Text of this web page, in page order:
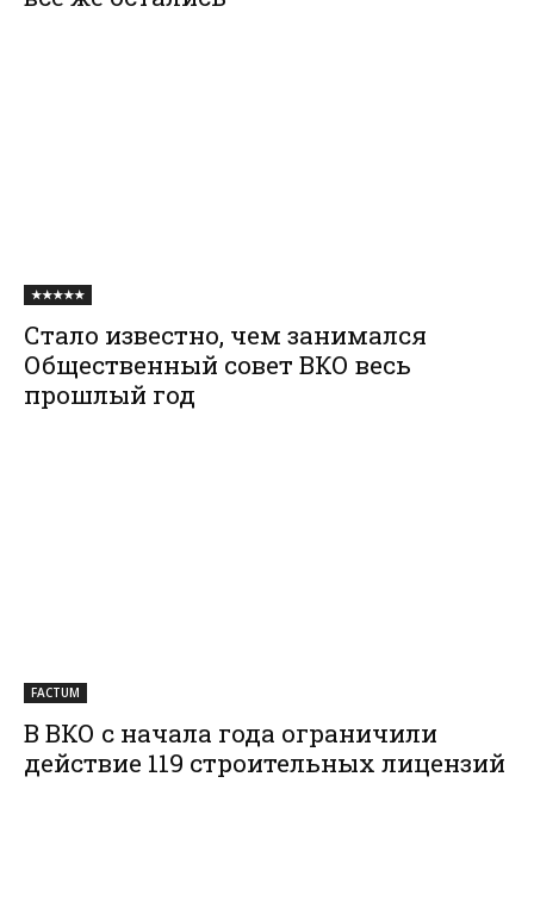
★★★★★
Стало известно, чем занимался
Общественный совет ВКО весь
прошлый год
FACTUM
В ВКО с начала года ограничили
действие 119 строительных лицензий